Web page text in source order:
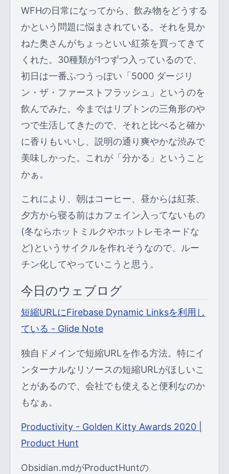
WFHの日常になってから、飲み物をどうする
かという問題に悩まされている。それを見か
ねた奥さんがちょっといい紅茶を買ってきて
くれた。30種類が1つずつ入っているので、
初日は一番ふつうっぽい「5000 ダージリ
ン・ザ・ファーストフラッシュ」というのを
飲んでみた。今まではリプトンの三角形のや
つで生活してきたので、それと比べると確か
に香りもいいし、説明の通り爽やかな渋みで
美味しかった。これが「分かる」ということ
かぁ。
これにより、朝はコーヒー、昼からは紅茶、
夕方から寝る前はカフェイン入ってないもの
(冬ならホットミルクやホットレモネードな
ど)というサイクルを作れそうなので、ルー
チン化してやっていこうと思う。
今日のウェブログ
短縮URLにFirebase Dynamic Linksを利用し
ている - Glide Note
独自ドメインで短縮URLを作る方法。特にイ
ンターナルなリソースの短縮URLがほしいこ
とがあるので、会社でも使えると便利なのか
もなぁ。
Productivity - Golden Kitty Awards 2020 |
Product Hunt
Obsidian.mdがProductHuntの